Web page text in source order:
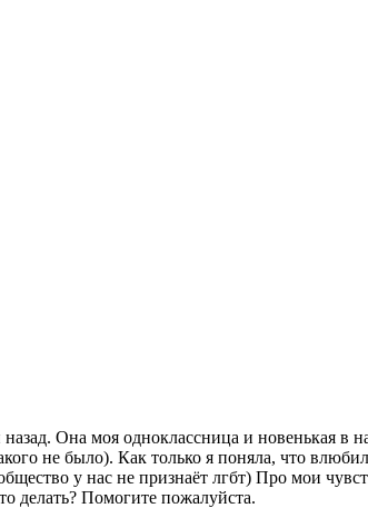
Она моя одноклассница и новенькая в
не было). Как только я поняла, что
у нас не признаёт лгбт) Про мои
делать? Помогите пожалуйста.